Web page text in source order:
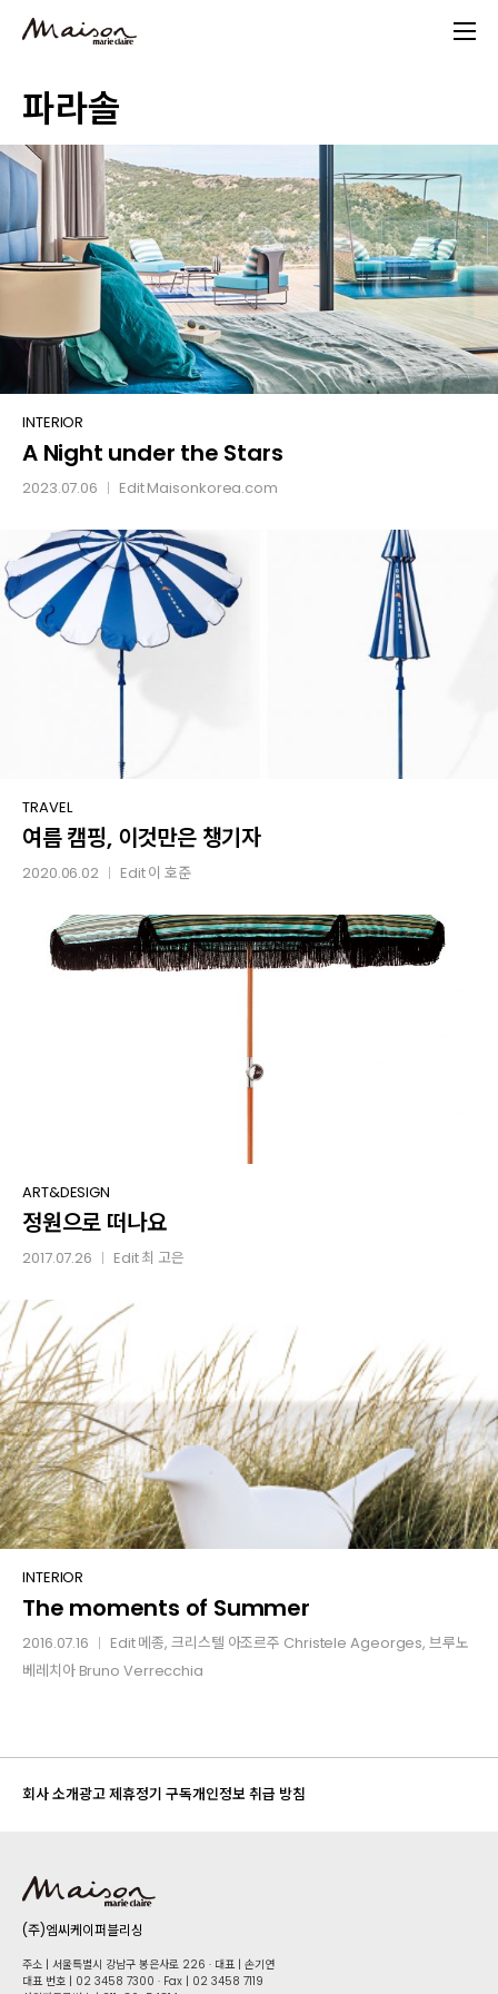
content
파라솔
A
Night
under
Stars
INTERIOR
A Night under the Stars
2023.07.06 EditMaisonkorea.com
여름
캠핑,
이것만은
TRAVEL
여름 캠핑, 이것만은 챙기자
2020.06.02 Edit이 호준
정원으로
떠나요
ART&DESIGN
정원으로 떠나요
2017.07.26 Edit최 고은
The
moments
of
Summer
INTERIOR
The moments of Summer
2016.07.16 Edit메종, 크리스텔 아조르주 Christele Ageorges, 브루노
베레치아 Bruno Verrecchia
회사 소개광고 제휴정기 구독개인정보 취급 방침
(주)엠씨케이퍼블리싱
주소 | 서울특별시 강남구 봉은사로 226 · 대표 | 손기연
대표 번호 | 02 34​58 7300 · Fax | 02 34​58 7119